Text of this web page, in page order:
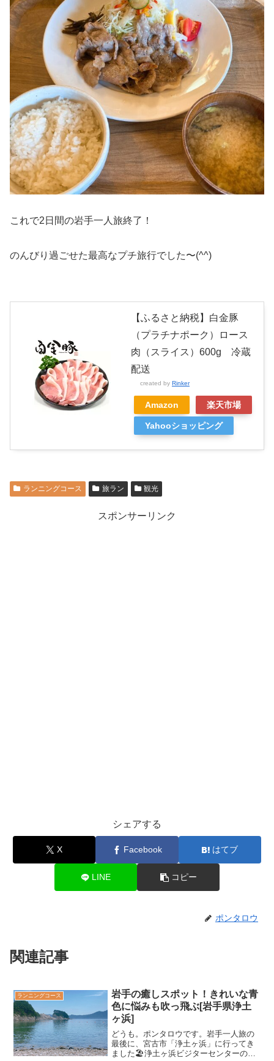
これで2日間の岩手一人旅終了！
のんびり過ごせた最高なプチ旅行でした〜(^^)
【ふるさと納税】白金豚
（プラチナポーク）ロース
肉（スライス）600g 冷蔵
配送
created by Rinker
Amazon 楽天市場
Yahooショッピング
ランニングコース 旅ラン 観光
スポンサーリンク
シェアする
X Facebook はてブ
LINE コピー
ポンタロウ
関連記事
ランニングコース
岩手の癒しスポット！きれいな青
色に悩みも吹っ飛ぶ[岩手県浄土
ヶ浜]
どうも。ポンタロウです。岩手一人旅の
最後に、宮古市「浄土ヶ浜」に行ってき
ました🏖浄土ヶ浜ビジターセンターの駐